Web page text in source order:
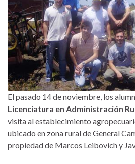
El pasado 14 de noviembre, los
Licenciatura en Administración
visita al establecimiento
ubicado en zona rural de General
propiedad de Marcos Leibovich y